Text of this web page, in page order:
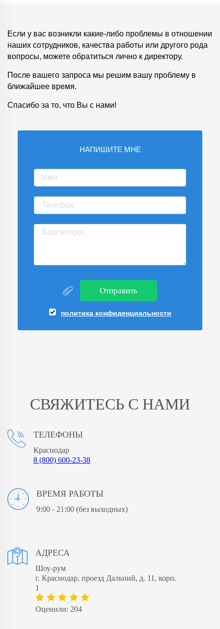
Если у вас возникли какие-либо проблемы в отношении
наших сотрудников, качества работы или другого рода
вопросы, можете обратиться лично к директору.
После вашего запроса мы решим вашу проблему в
ближайшее время.
Спасибо за то, что Вы с нами!
НАПИШИТЕ МНЕ
Отправить
политика конфиденциальности
СВЯЖИТЕСЬ С НАМИ
ТЕЛЕФОНЫ
Краснодар
8 (800) 600-23-38
ВРЕМЯ РАБОТЫ
9:00 - 21:00 (без выходных)
АДРЕСА
Шоу-рум
​г. Краснодар, проезд Дальний, д. 11, корп.
1
Оценили: 204